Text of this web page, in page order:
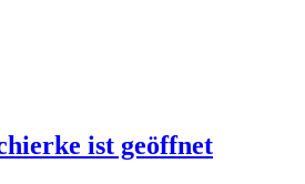
ist geöffnet